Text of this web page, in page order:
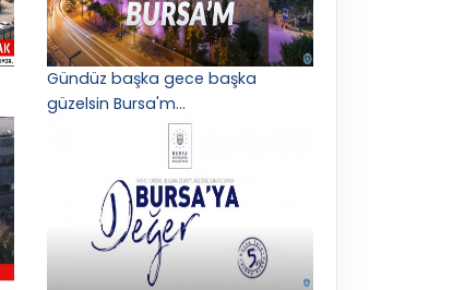
Gündüz başka gece başka
güzelsin Bursa'm...